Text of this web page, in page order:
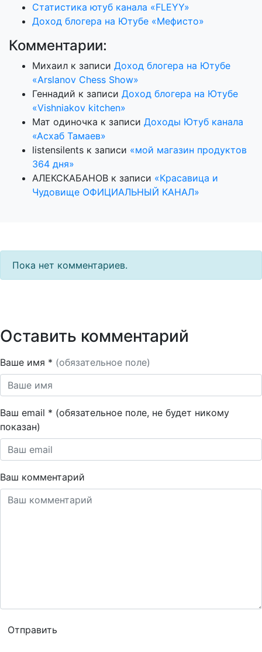
Статистика ютуб канала «FLEYY»
Доход блогера на Ютубе «Мефисто»
Комментарии:
Михаил к записи Доход блогера на Ютубе
«Arslanov Chess Show»
Геннадий к записи Доход блогера на Ютубе
«Vishniakov kitchen»
Мат одиночка к записи Доходы Ютуб канала
«Асхаб Тамаев»
listensilents к записи «мой магазин продуктов
364 дня»
АЛЕКСКАБАНОВ к записи «Красавица и
Чудовище ОФИЦИАЛЬНЫЙ КАНАЛ»
Пока нет комментариев.
Оставить комментарий
Ваше имя * (обязательное поле)
Ваш email * (обязательное поле, не будет никому
показан)
Ваш комментарий